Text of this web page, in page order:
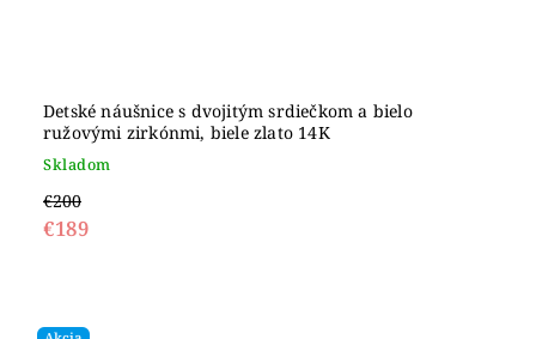
Detské náušnice s dvojitým srdiečkom a bielo
ružovými zirkónmi, biele zlato 14K
Skladom
€200
€189